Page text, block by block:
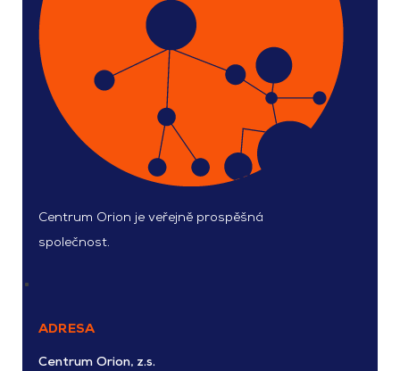
Centrum Orion je veřejně prospěšná
společnost.
ADRESA
Centrum Orion, z.s.